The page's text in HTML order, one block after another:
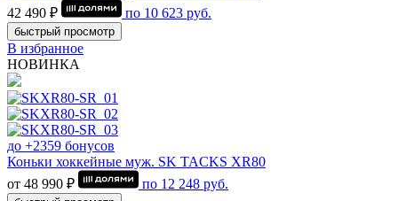
42 490 ₽
по 10 623 руб.
быстрый просмотр
В избранное
НОВИНКА
до +2359 бонусов
Коньки хоккейные муж. SK TACKS XR80
от 48 990 ₽
по 12 248 руб.